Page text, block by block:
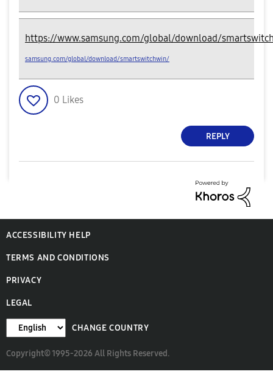
https://www.samsung.com/global/download/
samsung.com/global/download/smartswitchwin/
0 Likes
REPLY
ACCESSIBILITY HELP
TERMS AND CONDITIONS
PRIVACY
LEGAL
CHANGE COUNTRY
Copyright© 1995-2026 All Rights Reserved.